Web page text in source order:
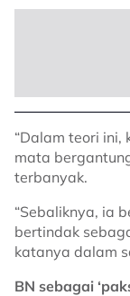
“Dalam teori
mata
terbanyak.
“Sebaliknya, ia
bertindak
katanya dalam
BN sebagai